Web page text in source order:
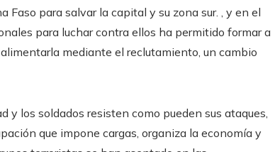
para salvar la capital y su zona sur. , y en el
para luchar contra ellos ha permitido formar a
mediante el reclutamiento, un cambio
y los soldados resisten como pueden sus ataques,
que impone cargas, organiza la economía y